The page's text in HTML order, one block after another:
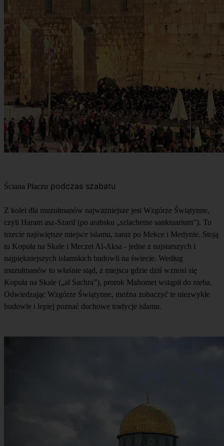
Ściana Płaczu podczas szabatu
Z kolei dla muzułmanów najważniejsze jest Wzgórze Świątynne,
czyli Haram asz-Szarif (po arabsku „szlachetne sanktuarium”). To
trzecie najświętsze miejsce islamu, zaraz po Mekce i Medynie. Stoją
tu Kopuła na Skale i Meczet Al-Aksa - jedne z najstarszych i
najpiękniejszych islamskich budowli na świecie. Według
muzułmanów to właśnie stąd, z miejsca gdzie dziś wznosi się
Kopuła na Skale („al Sachra”), prorok Mahomet wstąpił do nieba.
Odwiedzając Wzgórze Świątynne, można zobaczyć te niezwykłe
budowle i lepiej poznać duchowe tradycje islamu.